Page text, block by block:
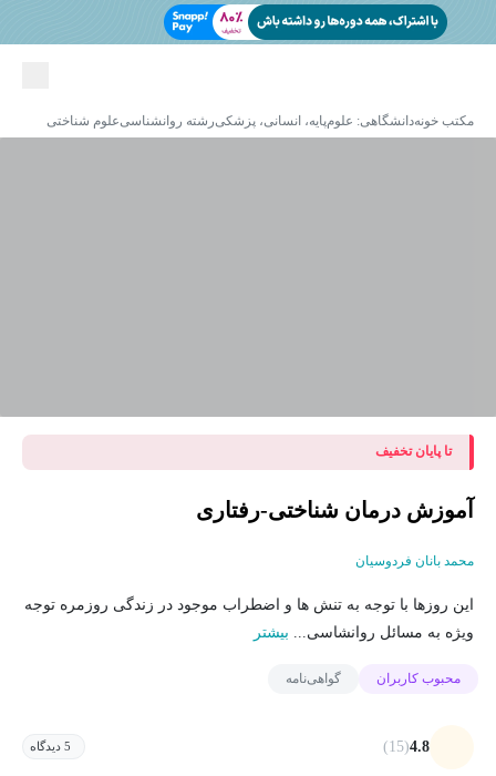
مکتب خونهدانشگاهی: علوم‌پایه، انسانی، پزشکیرشته روانشناسیعلوم شناختی
تا پایان تخفیف
آموزش درمان شناختی-رفتاری
محمد بانان فردوسیان
این روزها با توجه به تنش ها و اضطراب موجود در زندگی روزمره توجه
ویژه به مسائل روانشاسی... بیشتر
محبوب کاربران گواهی‌نامه
4.8
(15) 5 دیدگاه